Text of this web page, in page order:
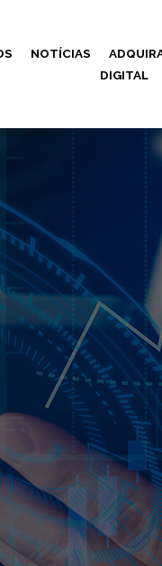
NOTÍCIAS
DIGITAL